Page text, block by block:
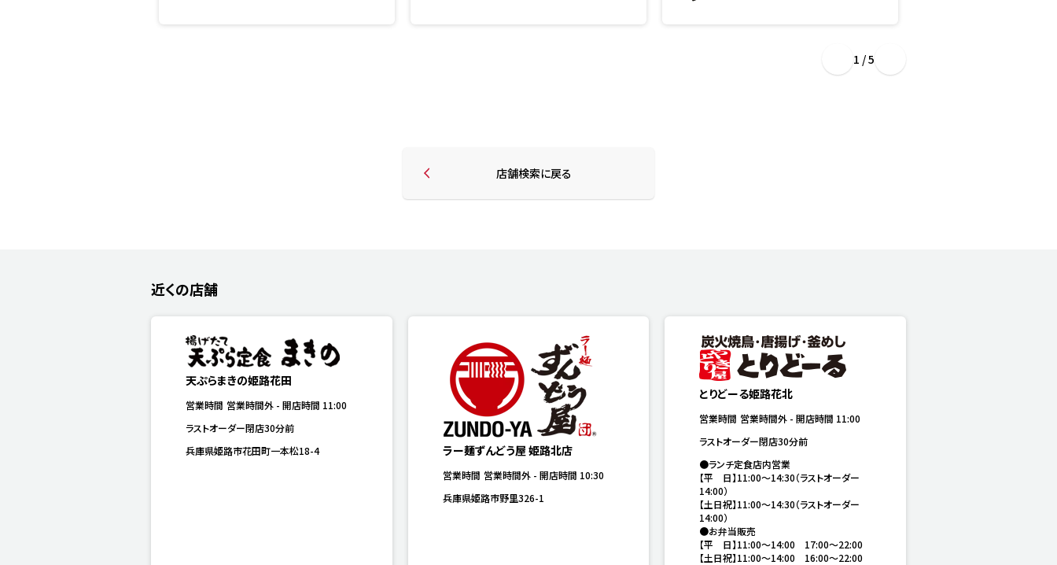
1 / 5
店舗検索に戻る
近くの店舗
天ぷらまきの姫路花田
営業時間 営業時間外 - 開店時間 11:00
ラストオーダー閉店30分前
兵庫県姫路市花田町一本松18-4
ラー麺ずんどう屋 姫路北店
営業時間 営業時間外- 開店時間 10:30
兵庫県姫路市野里326-1
とりどーる姫路花北
営業時間 営業時間外 -開店時間 11:00
ラストオーダー閉店30分前
●ランチ定食店内営業
【平　日】11:00〜14:30（ラストオーダー
14:00）
【土日祝】11:00〜14:30（ラストオーダー
14:00）
●お弁当販売
【平　日】11:00〜14:00　17:00～22:00
【土日祝】11:00〜14:00　16:00～22:00